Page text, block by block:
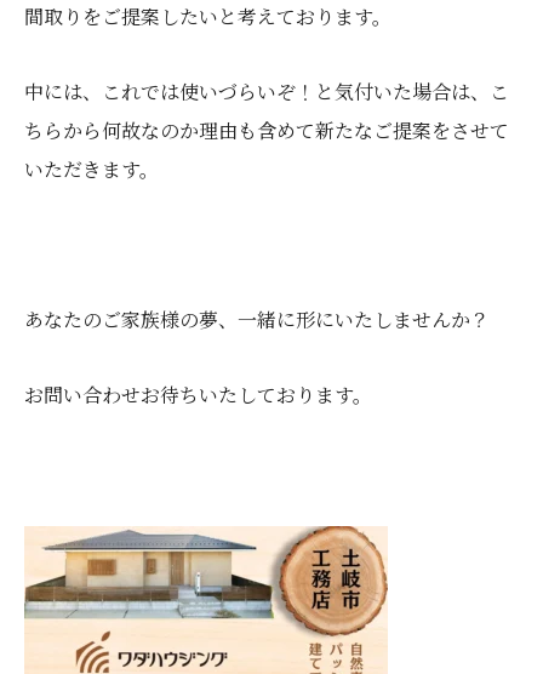
間取りをご提案したいと考えております。
中には、これでは使いづらいぞ！と気付いた場合は、こ
ちらから何故なのか理由も含めて新たなご提案をさせて
いただきます。
あなたのご家族様の夢、一緒に形にいたしませんか？
お問い合わせお待ちいたしております。